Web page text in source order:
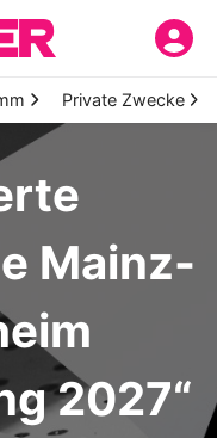
Private Zwecke
Mainz-
2027“